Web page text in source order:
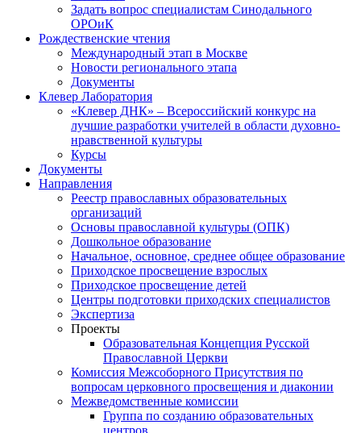
Задать вопрос специалистам Синодального
ОРОиК
Рождественские чтения
Международный этап в Москве
Новости регионального этапа
Документы
Клевер Лаборатория
«Клевер ДНК» – Всероссийский конкурс на
лучшие разработки учителей в области духовно-
нравственной культуры
Курсы
Документы
Направления
Реестр православных образовательных
организаций
Основы православной культуры (ОПК)
Дошкольное образование
Начальное, основное, среднее общее образование
Приходское просвещение взрослых
Приходское просвещение детей
Центры подготовки приходских специалистов
Экспертиза
Проекты
Образовательная Концепция Русской
Православной Церкви
Комиссия Межсоборного Присутствия по
вопросам церковного просвещения и диаконии
Межведомственные комиссии
Группа по созданию образовательных
центров